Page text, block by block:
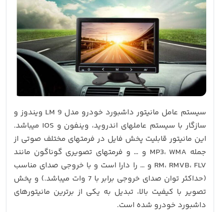
سیستم عامل مانیتور داشبورد خودرو مدل 9 LM ویندوز و
سازگار با سیستم عاملهای اندروید، وینفون و IOS میباشد.
این مانیتور قابلیت پخش فایل در فرمتهای مختلف صوتی از
جمله MP3، WMA و … و فرمتهای تصویری گوناگون مانند
RM، RMVB، FLV و … را دارا است و با خروجی صدای مناسب
(حداکثر توان صدای خروجی برابر با 7 وات میباشد.) و پخش
تصویر با کیفیت بالا، تبدیل به یکی از برترین مانیتورهای
داشبورد خودرو شده است.